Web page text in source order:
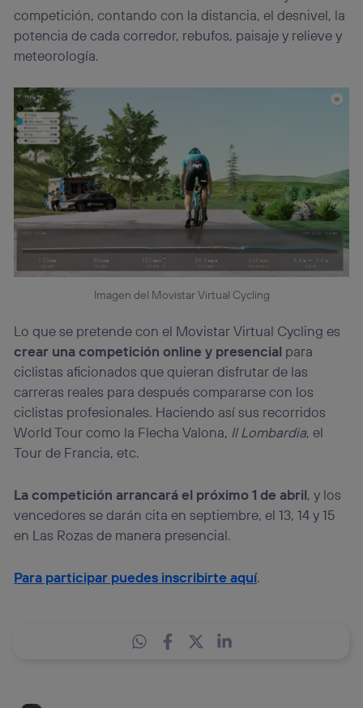
competición, contando con la distancia, el desnivel, la
potencia de cada corredor, rebufos, paisaje y relieve y
meteorología.
Imagen del Movistar Virtual Cycling
Lo que se pretende con el Movistar Virtual Cycling es
crear una competición online y presencial para
ciclistas aficionados que quieran disfrutar de las
carreras reales para después compararse con los
ciclistas profesionales. Haciendo así sus recorridos
World Tour como la Flecha Valona, Il Lombardia, el
Tour de Francia, etc.
La competición arrancará el próximo 1 de abril, y los
vencedores se darán cita en septiembre, el 13, 14 y 15
en Las Rozas de manera presencial.
Para participar puedes inscribirte aquí.